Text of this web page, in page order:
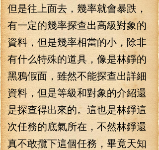
但是往上面去，幾率就會暴跌，
有一定的幾率探查出高級對象的
資料，但是幾率相當的小，除非
有什么特殊的道具，像是林錚的
黑鴉假面，雖然不能探查出詳細
資料，但是等級和對象的介紹還
是探查得出來的。這也是林錚這
次任務的底氣所在，不然林錚還
真不敢攬下這個任務，畢竟天知